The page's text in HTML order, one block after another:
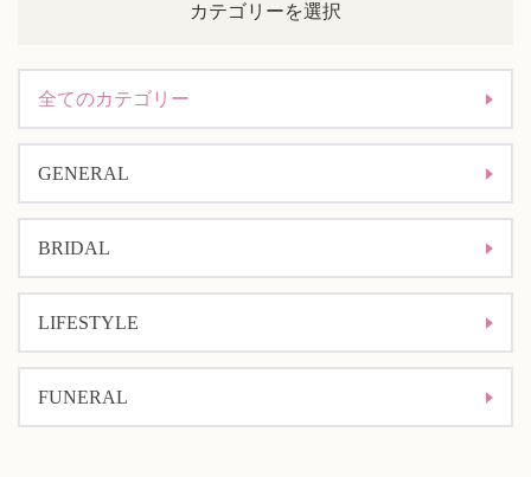
カテゴリーを選択
全てのカテゴリー
GENERAL
BRIDAL
LIFESTYLE
FUNERAL